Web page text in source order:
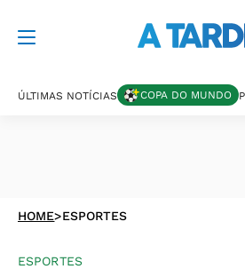
ÚLTIMAS NOTÍCIAS COPA DO MUNDO
HOME>ESPORTES
ESPORTES